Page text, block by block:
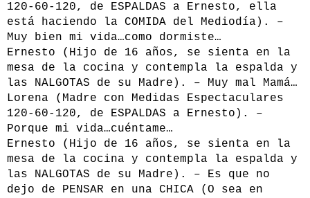
120-60-120, de ESPALDAS a Ernesto, ella
está haciendo la COMIDA del Mediodía). –
Muy bien mi vida…como dormiste…
Ernesto (Hijo de 16 años, se sienta en la
mesa de la cocina y contempla la espalda y
las NALGOTAS de su Madre). – Muy mal Mamá…
Lorena (Madre con Medidas Espectaculares
120-60-120, de ESPALDAS a Ernesto). –
Porque mi vida…cuéntame…
Ernesto (Hijo de 16 años, se sienta en la
mesa de la cocina y contempla la espalda y
las NALGOTAS de su Madre). – Es que no
dejo de PENSAR en una CHICA (O sea en